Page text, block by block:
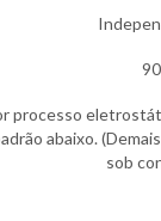
processo
abaixo.
sob